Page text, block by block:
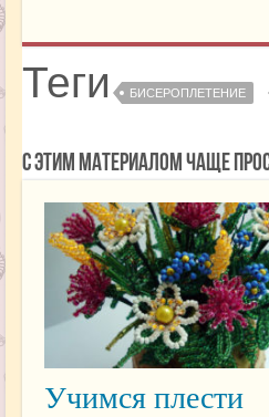
Теги БИСЕРОПЛЕТЕНИЕ
С этим материалом чаще
Учимся плести